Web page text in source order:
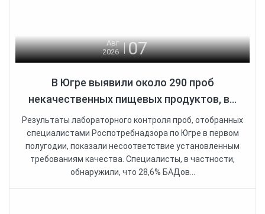
Авг
2026
07
В Югре выявили около 290 проб
некачественных пищевых продуктов, в...
Результаты лабораторного контроля проб, отобранных
специалистами Роспотребнадзора по Югре в первом
полугодии, показали несоответствие установленным
требованиям качества. Специалисты, в частности,
обнаружили, что 28,6% БАДов...